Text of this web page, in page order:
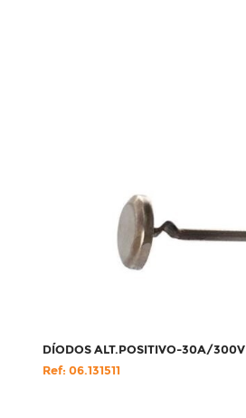
DÍODOS ALT.POSITIVO-30A/300V
Ref: 06.131511